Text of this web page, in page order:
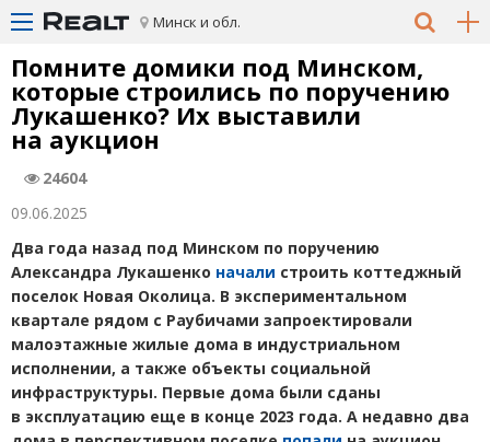
Минск и обл.
Помните домики под Минском,
которые строились по поручению
Лукашенко? Их выставили
на аукцион
24604
09.06.2025
Два года назад под Минском по поручению
Александра Лукашенко начали строить коттеджный
поселок Новая Околица. В экспериментальном
квартале рядом с Раубичами запроектировали
малоэтажные жилые дома в индустриальном
исполнении, а также объекты социальной
инфраструктуры. Первые дома были сданы
в эксплуатацию еще в конце 2023 года. А недавно два